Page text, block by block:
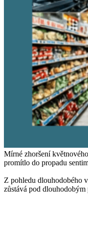
Mírné zhoršení
promítlo do propadu
Z pohledu dlouhodobého
zůstává pod dlouhodobým